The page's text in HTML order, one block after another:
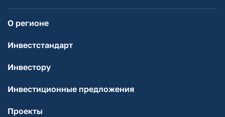
О регионе
Инвестстандарт
Инвестору
Инвестиционные предложения
Проекты